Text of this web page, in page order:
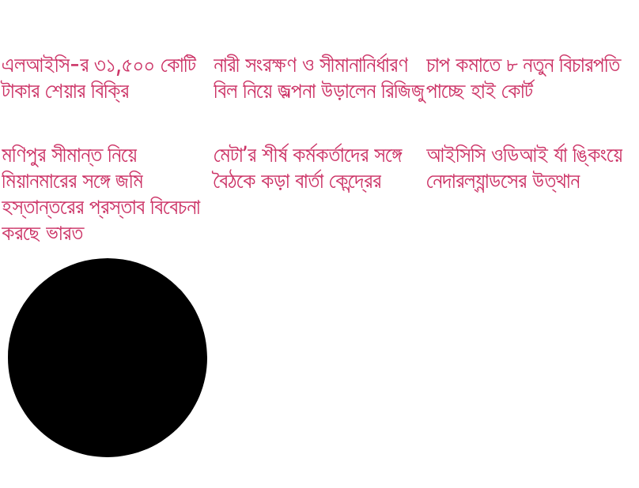
এলআইসি-র ৩১,৫০০ কোটি
টাকার শেয়ার বিক্রি
নারী সংরক্ষণ ও সীমানানির্ধারণ
বিল নিয়ে জল্পনা উড়ালেন রিজিজু
চাপ কমাতে ৮ নতুন বিচারপতি
পাচ্ছে হাই কোর্ট
মণিপুর সীমান্ত নিয়ে
মিয়ানমারের সঙ্গে জমি
হস্তান্তরের প্রস্তাব বিবেচনা
করছে ভারত
মেটা’র শীর্ষ কর্মকর্তাদের সঙ্গে
বৈঠকে কড়া বার্তা কেন্দ্রের
আইসিসি ওডিআই র্যা ঙ্কিংয়ে
নেদারল্যান্ডসের উত্থান